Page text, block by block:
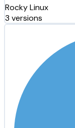
Rocky Linux
3 versions